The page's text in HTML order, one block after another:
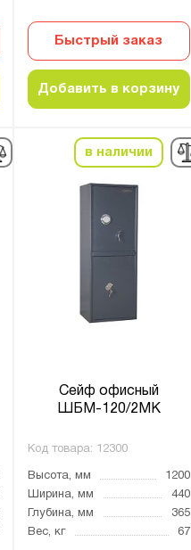
Быстрый заказ
Добавить в корзину
в наличии
Сейф офисный
ШБМ-120/2МК
Код товара: 12300
Высота, мм
1200
Ширина, мм
440
Глубина, мм
365
Вес, кг
67